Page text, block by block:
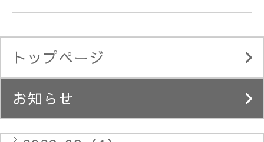
トップページ
お知らせ